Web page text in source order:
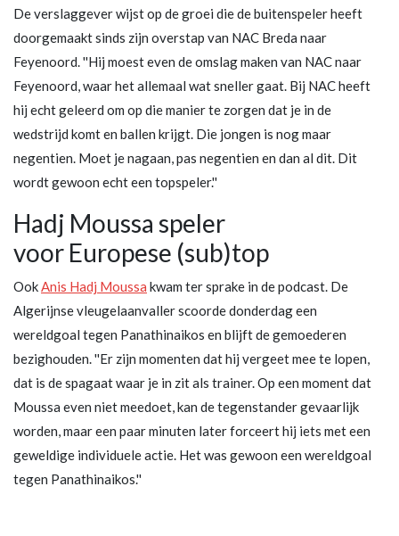
De verslaggever wijst op de groei die de buitenspeler heeft
doorgemaakt sinds zijn overstap van NAC Breda naar
Feyenoord. ''Hij moest even de omslag maken van NAC naar
Feyenoord, waar het allemaal wat sneller gaat. Bij NAC heeft
hij echt geleerd om op die manier te zorgen dat je in de
wedstrijd komt en ballen krijgt. Die jongen is nog maar
negentien. Moet je nagaan, pas negentien en dan al dit. Dit
wordt gewoon echt een topspeler.''
Hadj Moussa speler
voor Europese (sub)top
OokAnis Hadj Moussa kwam ter sprake in de podcast. De
Algerijnse vleugelaanvaller scoorde donderdag een
wereldgoal tegen Panathinaikos en blijft de gemoederen
bezighouden. ''Er zijn momenten dat hij vergeet mee te lopen,
dat is de spagaat waar je in zit als trainer. Op een moment dat
Moussa even niet meedoet, kan de tegenstander gevaarlijk
worden, maar een paar minuten later forceert hij iets met een
geweldige individuele actie. Het was gewoon een wereldgoal
tegen Panathinaikos.''